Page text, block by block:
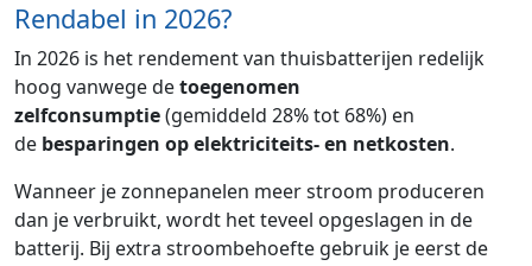
Rendabel in 2026?
In 2026 is het rendement van thuisbatterijen redelijk
hoog vanwege detoegenomen
zelfconsumptie(gemiddeld 28% tot 68%) en
de besparingen op elektriciteits- en netkosten.
Wanneer je zonnepanelen meer stroom produceren
dan je verbruikt, wordt het teveel opgeslagen in de
batterij. Bij extra stroombehoefte gebruik je eerst de